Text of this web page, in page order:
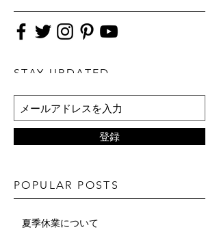
STAY UPDATED
登録
POPULAR POSTS
夏季休業について